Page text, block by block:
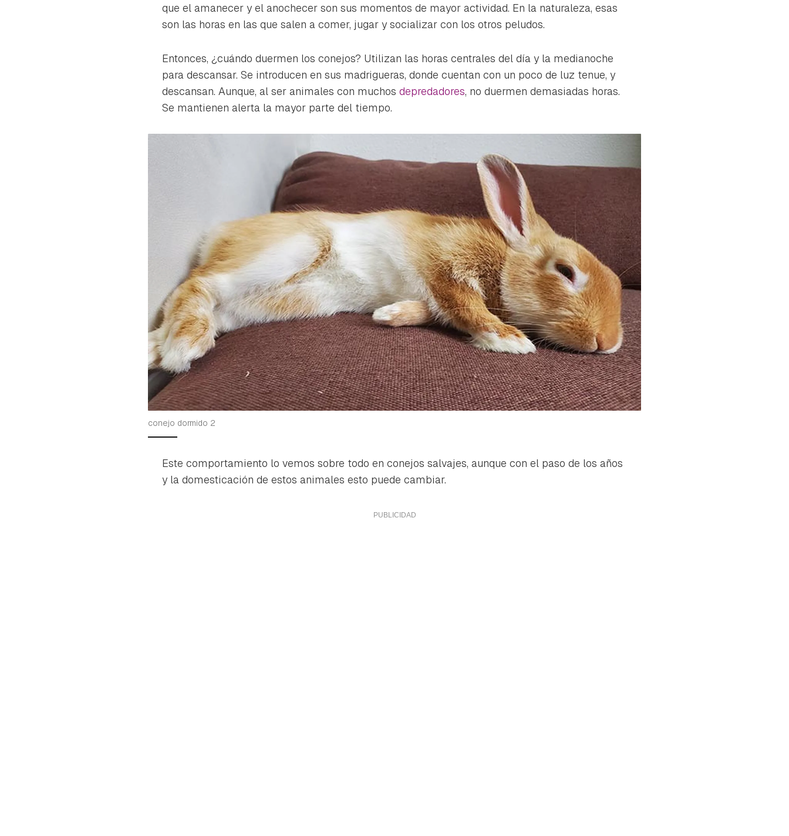
Guardar como favorito
INICIAR SESIÓN CANCELAR
que el amanecer y el anochecer son sus momentos de mayor actividad. En la naturaleza, esas
son las horas en las que salen a comer, jugar y socializar con los otros peludos.
Entonces, ¿cuándo duermen los conejos? Utilizan las horas centrales del día y la medianoche
para descansar. Se introducen en sus madrigueras, donde cuentan con un poco de luz tenue, y
descansan. Aunque, al ser animales con muchos depredadores, no duermen demasiadas horas.
Se mantienen alerta la mayor parte del tiempo.
conejo dormido 2
Este comportamiento lo vemos sobre todo en conejos salvajes, aunque con el paso de los años
y la domesticación de estos animales esto puede cambiar.
Contenido enviado
ACEPTAR